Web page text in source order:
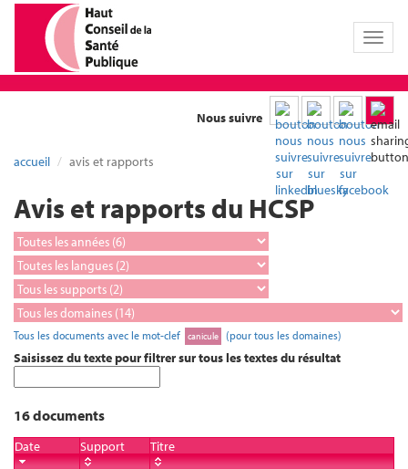
Toggle
Nous suivre
accueil avis et rapports
Avis et rapports du HCSP
Tous les documents avec le mot-clef canicule (pour tous les domaines)
Saisissez du texte pour filtrer sur tous les textes du résultat
16 documents
Date Support
Titre